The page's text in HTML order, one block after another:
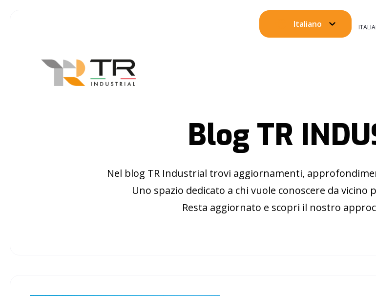
Italiano
Blog TR
Nel blog TR Industrial trovi aggiornamenti,
Uno spazio dedicato a chi vuole conoscere da vicino
Resta aggiornato e scopri il nostro